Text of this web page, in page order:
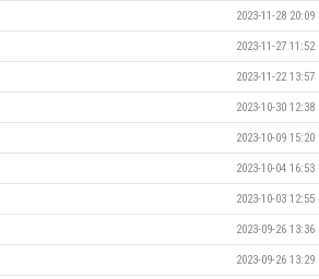
2023-11-28 20:09
2023-11-27 11:52
2023-11-22 13:57
2023-10-30 12:38
2023-10-09 15:20
2023-10-04 16:53
2023-10-03 12:55
2023-09-26 13:36
2023-09-26 13:29